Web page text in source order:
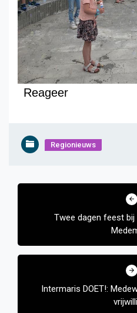
Reageer
Regionieuws
Bericht
Twee dagen feest bij
Intermaris DOET!: